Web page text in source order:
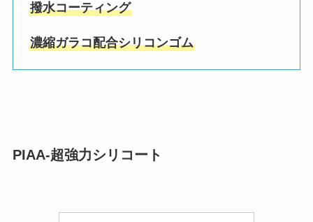
撥水コーティング
濃縮ガラコ配合シリコンゴム
PIAA-超強力シリコート